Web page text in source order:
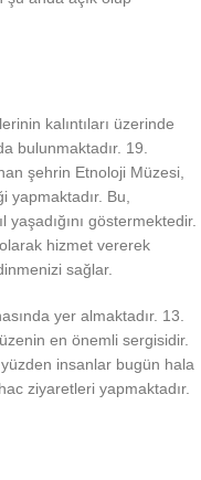
kalıntıları üzerinde
bulunmaktadır. 19.
şehrin Etnoloji Müzesi,
yapmaktadır. Bu,
yaşadığını göstermektedir.
hizmet vererek
sağlar.
yer almaktadır. 13.
en önemli sergisidir.
insanlar bugün hala
ziyaretleri yapmaktadır.